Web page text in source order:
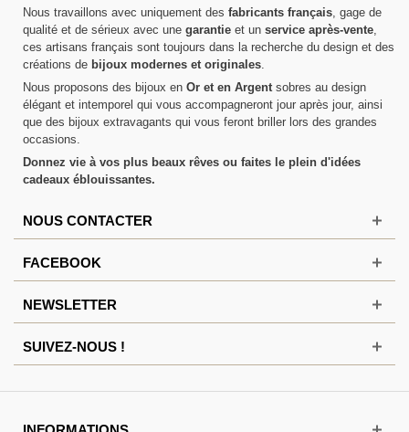
Nous travaillons avec uniquement des fabricants français, gage de
qualité et de sérieux avec une garantie et un service après-vente,
ces artisans français sont toujours dans la recherche du design et des
créations de bijoux modernes et originales.
Nous proposons des bijoux en Or et en Argentsobres au design
élégant et intemporel qui vous accompagneront jour après jour, ainsi
que des bijoux extravagants qui vous feront briller lors des grandes
occasions.
Donnez vie à vos plus beaux rêves ou faites le plein d'idées
cadeaux éblouissantes.
NOUS CONTACTER
FACEBOOK
NEWSLETTER
SUIVEZ-NOUS !